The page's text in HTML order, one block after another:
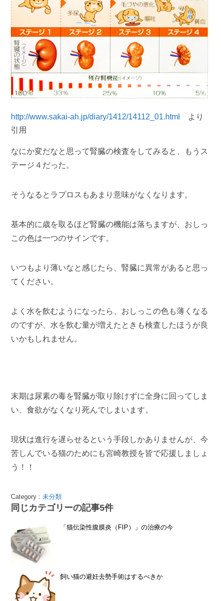
http://www.sakai-ah.jp/diary/1412/14112_01.html
より
引用
なにか変だなと思って腎臓の検査をしてみると、もうス
テージ４だった。
そうなるとラプロスもあまり意味がなくなります。
基本的に歳を取るほど腎臓の機能は落ちますが、おしっ
この色は一つのサインです。
いつもより薄いなと感じたら、腎臓に異常があると思っ
てください。
よく水を飲むようになったら、おしっこの色も薄くなる
のですが、水を飲む量が増えたときも検査したほうが良
いかもしれません。
末期は尿素の毒を腎臓が取り除けずに全身に回ってしま
い、食欲がなくなり死んでしまいます。
現状は進行を遅らせるという手段しかありませんが、今
苦しんでいる猫のためにも宮崎教授を皆で応援しましょ
う！！
Category :未分類
同じカテゴリーの記事5件
「猫伝染性腹膜炎（FIP）」の治療の今
飼い猫の避妊去勢手術はするべきか